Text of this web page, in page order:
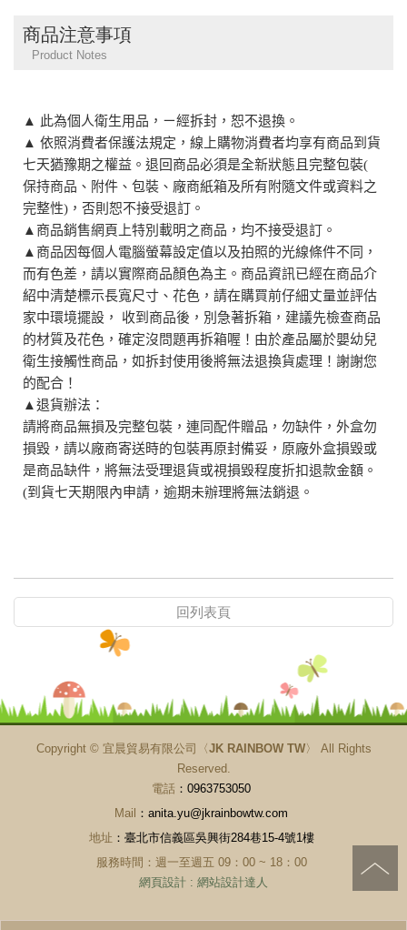
商品注意事項
Product Notes
▲ 此為個人衛生用品，ㄧ經拆封，恕不退換。
▲ 依照消費者保護法規定，線上購物消費者均享有商品到貨
七天猶豫期之權益。 退回商品必須是全新狀態且完整包裝(
保持商品、附件、包裝、廠商紙箱及所有附隨文件或資料之
完整性)，否則恕不接受退訂。
▲商品銷售網頁上特別載明之商品，均不接受退訂。
▲商品因每個人電腦螢幕設定值以及拍照的光線條件不同，
而有色差，請以實際商品顏色為主。商品資訊已經在商品介
紹中清楚標示長寬尺寸、花色，請在購買前仔細丈量並評估
家中環境擺設， 收到商品後，別急著拆箱，建議先檢查商品
的材質及花色，確定沒問題再拆箱喔！由於產品屬於嬰幼兒
衛生接觸性商品，如拆封使用後將無法退換貨處理！謝謝您
的配合！
▲退貨辦法：
請將商品無損及完整包裝，連同配件贈品，勿缺件，外盒勿
損毀，請以廠商寄送時的包裝再原封備妥，原廠外盒損毀或
是商品缺件，將無法受理退貨或視損毀程度折扣退款金額。
(到貨七天期限內申請，逾期未辦理將無法銷退。
回列表頁
Copyright © 宜晨貿易有限公司〈JK RAINBOW TW〉
All Rights
Reserved.
電話 ：0963753050
Mail ：anita.yu@jkrainbowtw.com
地址 ：臺北市信義區吳興街284巷15-4號1樓
服務時間：週一至週五 09：00 ~ 18：00
網頁設計 : 網站設計達人